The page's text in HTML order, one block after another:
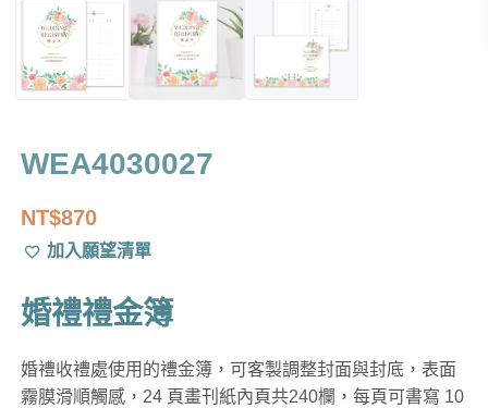
WEA4030027
NT$870
加入願望清單
婚禮禮金簿
婚禮收禮處使用的禮金簿，可客製調整封面與封底，表面
霧膜滑順觸感，24 頁畫刊紙內頁共240欄，每頁可書寫 10